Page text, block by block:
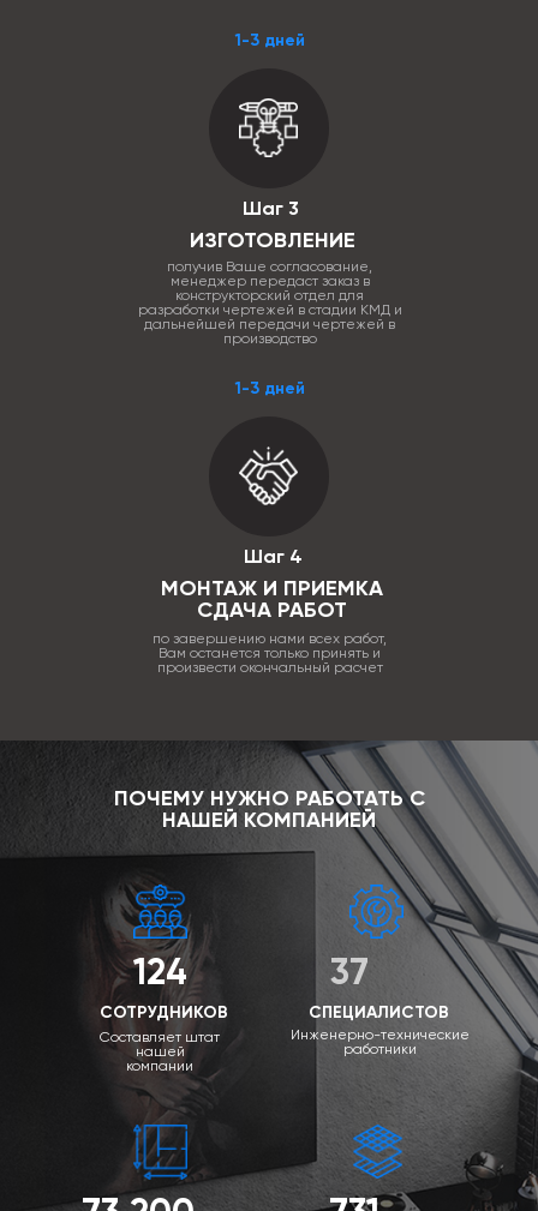
1-3 дней
Шаг 4
МОНТАЖ И ПРИЕМКА
СДАЧА РАБОТ
по завершению нами всех работ,
Вам останется только принять и
произвести окончальный расчет
1-3 дней
Шаг 3
ИЗГОТОВЛЕНИЕ
получив Ваше согласование,
менеджер передаст заказ в
конструкторский отдел для
разработки чертежей в стадии КМД и
дальнейшей передачи чертежей в
производство
ПОЧЕМУ НУЖНО РАБОТАТЬ С
НАШЕЙ КОМПАНИЕЙ
124
СОТРУДНИКОВ
Составляет штат
нашей
компании
37
СПЕЦИАЛИСТОВ
Инженерно-технические
работники